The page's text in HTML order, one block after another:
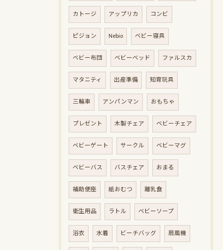
カトージ アップリカ コンビ
ピジョン Nebio ベビー寝具
ベビー布団 ベビーベッド ファルスカ
マタニティ 出産準備 知育玩具
三輪車 アンパンマン おもちゃ
プレゼント 木製チェア ベビーチェア
ベビーゲート サークル ベビーマグ
ベビーバス バスチェア おまる
補助便座 紙おむつ 離乳食
衛生用品 ラトル ベビーソープ
浴衣 水着 ビーチバッグ 扇風機